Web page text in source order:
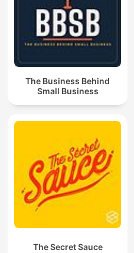
The Business Behind
Small Business
The Secret Sauce